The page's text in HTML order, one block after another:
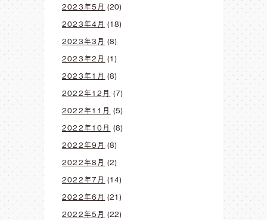
2023年5月 (20)
2023年4月 (18)
2023年3月 (8)
2023年2月 (1)
2023年1月 (8)
2022年12月 (7)
2022年11月 (5)
2022年10月 (8)
2022年9月 (8)
2022年8月 (2)
2022年7月 (14)
2022年6月 (21)
2022年5月 (22)